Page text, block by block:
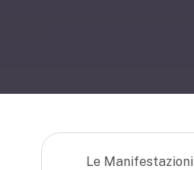
Le Manifestazioni